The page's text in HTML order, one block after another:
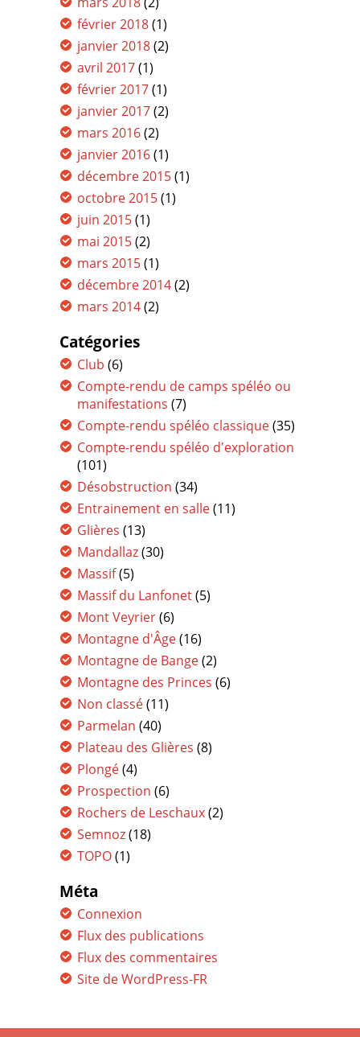
février 2018(1)
janvier 2018(2)
avril 2017(1)
février 2017(1)
janvier 2017(2)
mars 2016(2)
janvier 2016(1)
décembre 2015(1)
octobre 2015(1)
juin 2015(1)
mai 2015(2)
mars 2015(1)
décembre 2014(2)
mars 2014(2)
Catégories
Club (6)
Compte-rendu de camps spéléo ou
manifestations (7)
Compte-rendu spéléo classique(35)
Compte-rendu spéléo d'exploration
(101)
Désobstruction (34)
Entrainement en salle(11)
Glières (13)
Mandallaz(30)
Massif(5)
Massif du Lanfonet(5)
Mont Veyrier(6)
Montagne d'Âge(16)
Montagne de Bange(2)
Montagne des Princes (6)
Non classé(11)
Parmelan (40)
Plateau des Glières (8)
Plongé(4)
Prospection (6)
Rochers de Leschaux(2)
Semnoz(18)
TOPO(1)
Méta
Connexion
Flux des publications
Flux des commentaires
Site de WordPress-FR